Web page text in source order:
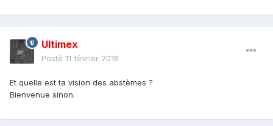
Ultimex
Posté 11 février 2016
Et quelle est ta vision des abstèmes ?
Bienvenue sinon.